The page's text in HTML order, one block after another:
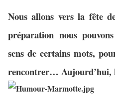
Nous allons vers la fête
préparation nous
sens de certains mots,
rencontrer… Aujourd’hui,